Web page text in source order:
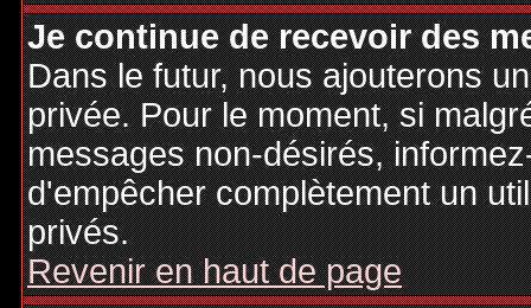
Je continue de recevoir des
Dans le futur, nous ajouterons
privée. Pour le moment, si
messages non-désirés,
d'empêcher complètement un
privés.
Revenir en haut de page